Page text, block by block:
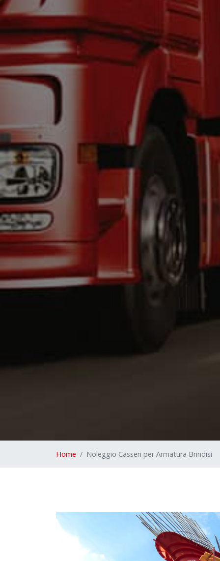
Home Noleggio Casseri per Armatura Brindisi